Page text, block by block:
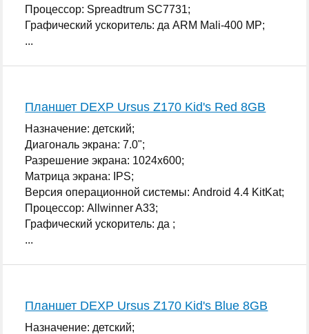
Процессор: Spreadtrum SC7731;
Графический ускоритель: да ARM Mali-400 MP;
...
Планшет DEXP Ursus Z170 Kid's Red 8GB
Назначение: детский;
Диагональ экрана: 7.0";
Разрешение экрана: 1024x600;
Матрица экрана: IPS;
Версия операционной системы: Android 4.4 KitKat;
Процессор: Allwinner A33;
Графический ускоритель: да ;
...
Планшет DEXP Ursus Z170 Kid's Blue 8GB
Назначение: детский;